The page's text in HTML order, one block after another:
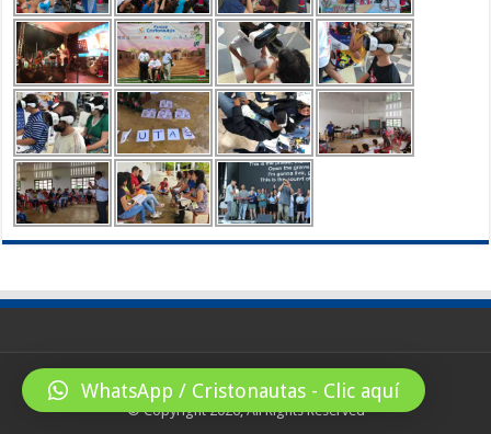
© Copyright 2026, All Rights Reserved
WhatsApp / Cristonautas - Clic aquí